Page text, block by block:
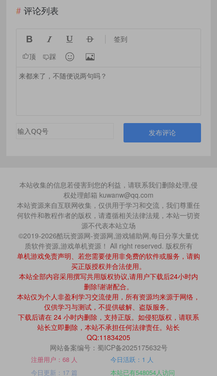
评论列表
    签到
顶 踩  
发布评论
本站收集的信息若侵害到您的利益，请联系我们删除处理,侵
权处理邮箱 kuwanw@qq.com
本站资源来自互联网收集，仅供用于学习和交流，我们尊重任
何软件和教程作者的版权，请遵循相关法律法规，本站一切资
源不代表本站立场
©2019-2026酷玩资源网-资源网,游戏辅助网,每日分享大量优
质软件资源,游戏单机资源！ All right reserved. 版权所有
单机游戏免责声明、若您需要使用非免费的软件或服务，请购
买正版授权并合法使用。
本站全部内容采用撰写共用版权协议,请用户下载后24小时内
删除!谢谢配合。
本站仅为个人非盈利学习交流使用，所有资源均来源于网络，
仅供学习与测试，不提供破解、盗版服务。
下载后请在 24 小时内删除，支持正版。如侵犯版权，请联系
站长立即删除，本站不承担任何法律责任。站长
QQ:11834205
网站备案编号：蜀ICP备2025175632号
注册用户：68 人
今日活跃：1 人
今日更新：17 篇
本站已有548054人访问